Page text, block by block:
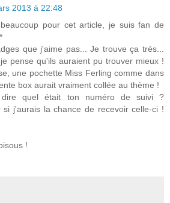
2013 à 22:48
pour cet article, je suis fan de
que j'aime pas... Je trouve ça très...
pense qu'ils auraient pu trouver mieux !
une pochette Miss Ferling comme dans
box aurait vraiment collée au thème !
dire quel était ton numéro de suivi ?
si j'aurais la chance de recevoir celle-ci !
!